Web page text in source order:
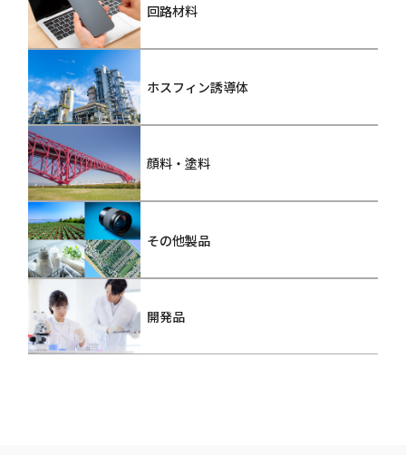
回路材料
ホスフィン誘導体
顔料・塗料
その他製品
開発品